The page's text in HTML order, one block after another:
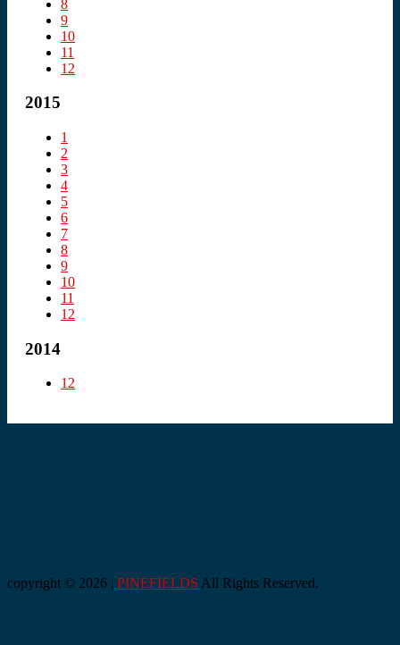
8
9
10
11
12
2015
1
2
3
4
5
6
7
8
9
10
11
12
2014
12
copyright © 2026 | PINEFIELDS All Rights Reserved.